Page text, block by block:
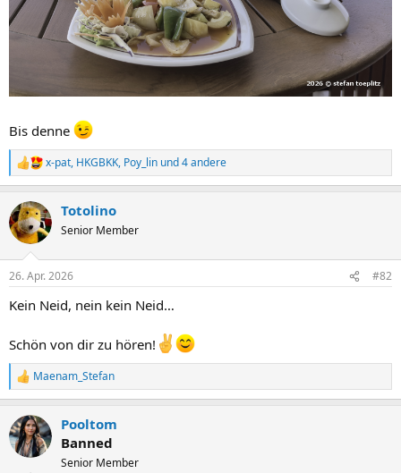
Bis denne
R
e
k
t
i
e
:
x-pat, HKGBKK, Poy_lin und 4 andere
Totolino
Senior Member
26. Apr. 2026 #82
Kein Neid, nein kein Neid…
Schön von dir zu hören!
R
e
k
t
i
Maenam_Stefan
Pooltom
Banned
Senior Member